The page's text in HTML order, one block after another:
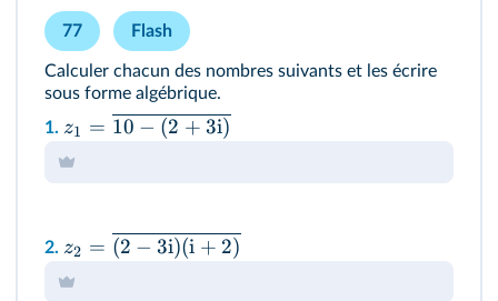
77 Flash
Calculer chacun des nombres suivants et les écrire
sous forme algébrique.
1. z1 = 10 − (2 + 3i)
2. z2 = (2 − 3i)(i + 2)